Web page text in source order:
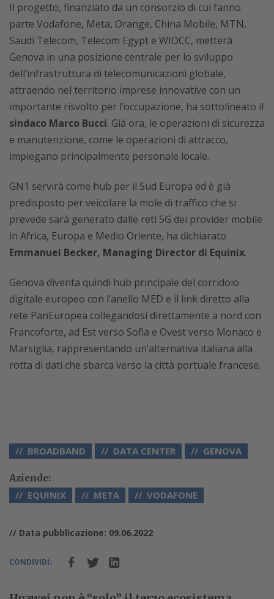
Il progetto, finanziato da un consorzio di cui fanno
parte Vodafone, Meta, Orange, China Mobile, MTN,
Saudi Telecom, Telecom Egypt e WIOCC, metterà
Genova in una posizione centrale per lo sviluppo
dell’infrastruttura di telecomunicazioni globale,
attraendo nel territorio imprese innovative con un
importante risvolto per l’occupazione, ha sottolineato il
sindaco Marco Bucci. Già ora, le operazioni di sicurezza
e manutenzione, come le operazioni di attracco,
impiegano principalmente personale locale.
GN1 servirà come hub per il Sud Europa ed è già
predisposto per veicolare la mole di traffico che si
prevede sarà generato dalle reti 5G dei provider mobile
in Africa, Europa e Medio Oriente, ha dichiarato
Emmanuel Becker, Managing Director di Equinix.
Genova diventa quindi hub principale del corridoio
digitale europeo con l’anello MED e il link diretto alla
rete PanEuropea collegandosi direttamente a nord con
Francoforte, ad Est verso Sofia e Ovest verso Monaco e
Marsiglia, rappresentando un’alternativa italiana alla
rotta di dati che sbarca verso la città portuale francese.
BROADBAND DATA CENTER GENOVA
Aziende:
EQUINIX META VODAFONE
// Data pubblicazione: 09.06.2022
CONDIVIDI: